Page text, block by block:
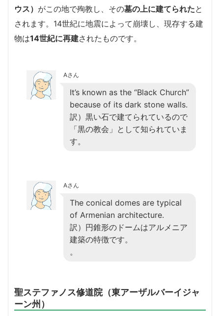
ウス） がこの地で殉教し、その墓の上に建てられたと
されます。14世紀に地震によって崩壊し、現存する建
物は14世紀に再建されたものです。
Aさん
It’s known as the “Black Church”
because of its dark stone walls.
訳）黒い石で建てられているので
「黒の教会」として知られていま
す。
Aさん
The conical domes are typical
of Armenian architecture.
訳）円錐形のドームはアルメニア
建築の特徴です。
。
聖ステファノス修道院（東アーザルバーイジャ
ーン州）